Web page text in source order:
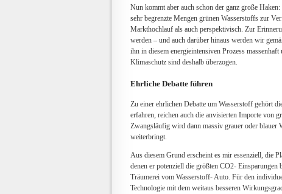
Nun kommt aber auch schon der ganz große
sehr begrenzte Mengen grünen Wasserstoffs zur
Markthochlauf als auch perspektivisch. Zur
werden – und auch darüber hinaus werden wir
ihn in diesem energieintensiven Prozess
Klimaschutz sind deshalb überzogen.
Ehrliche Debatte führen
Zu einer ehrlichen Debatte um Wasserstoff gehört
erfahren, reichen auch die anvisierten Importe von
Zwangsläufig wird dann massiv grauer oder blauer
weiterbringt.
Aus diesem Grund erscheint es mir essenziell, die
denen er potenziell die größten CO2-
Träumerei vom Wasserstoff- Auto. Für den
Technologie mit dem weitaus besseren